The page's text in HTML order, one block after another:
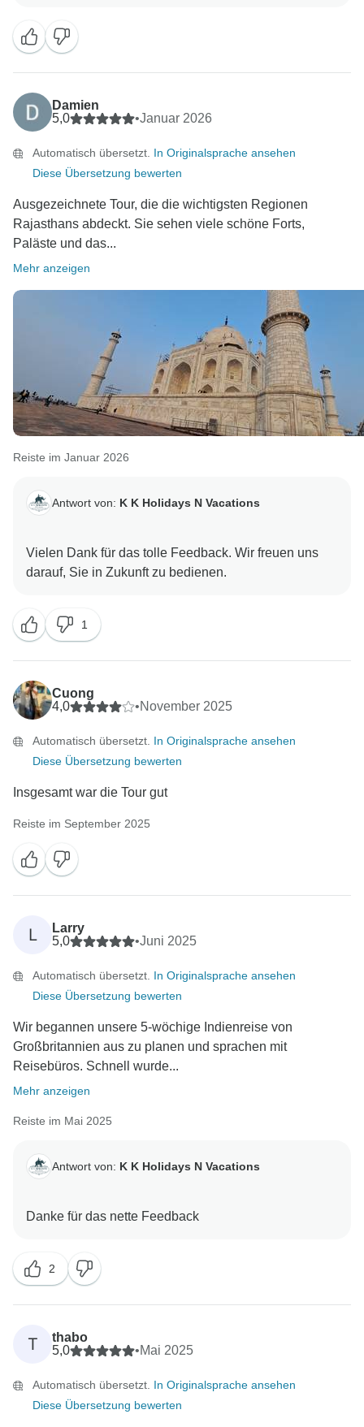
Damien
5,0
•Januar 2026
Automatisch übersetzt. In Originalsprache ansehen
Diese Übersetzung bewerten
Ausgezeichnete Tour, die die wichtigsten Regionen
Rajasthans abdeckt. Sie sehen viele schöne Forts,
Paläste und das...
Mehr anzeigen
Reiste im Januar 2026
Antwort von: K K Holidays N Vacations
Vielen Dank für das tolle Feedback. Wir freuen uns
1
Cuong
4,0
•November 2025
Automatisch übersetzt. In Originalsprache ansehen
Diese Übersetzung bewerten
Insgesamt war die Tour gut
Reiste im September 2025
L
Larry
5,0
•Juni 2025
Automatisch übersetzt. In Originalsprache ansehen
Diese Übersetzung bewerten
Wir begannen unsere 5-wöchige Indienreise von
Großbritannien aus zu planen und sprachen mit
Reisebüros. Schnell wurde...
Mehr anzeigen
Reiste im Mai 2025
Antwort von: K K Holidays N Vacations
2
T
thabo
5,0
•Mai 2025
Automatisch übersetzt. In Originalsprache ansehen
Diese Übersetzung bewerten